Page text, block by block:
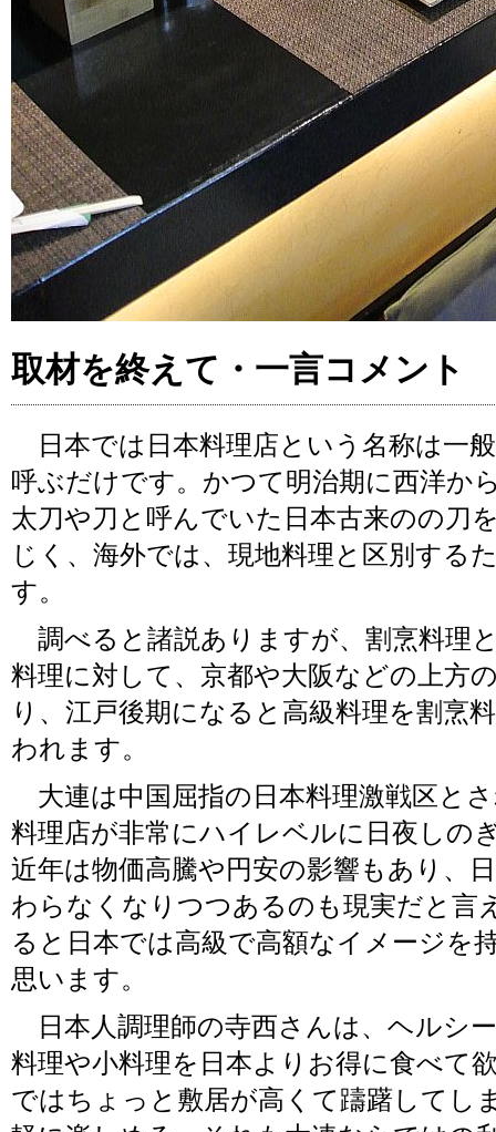
取材を終えて・一言コメント
日本では日本料理店という名称は一
呼ぶだけです。かつて明治期に西洋か
太刀や刀と呼んでいた日本古来のの刀
じく、海外では、現地料理と区別する
す。
調べると諸説ありますが、割烹料理
料理に対して、京都や大阪などの上方
り、江戸後期になると高級料理を割烹
われます。
大連は中国屈指の日本料理激戦区と
料理店が非常にハイレベルに日夜しの
近年は物価高騰や円安の影響もあり、
わらなくなりつつあるのも現実だと言
ると日本では高級で高額なイメージを
思います。
日本人調理師の寺西さんは、ヘルシ
料理や小料理を日本よりお得に食べて
ではちょっと敷居が高くて躊躇してし